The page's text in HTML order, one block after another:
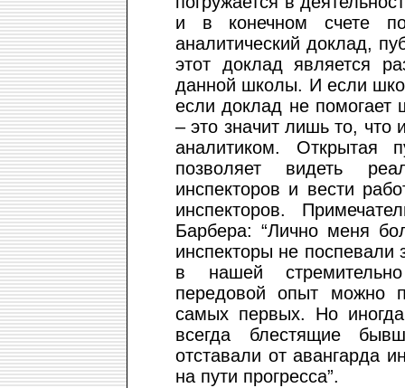
и в конечном счете
аналитический доклад,
этот доклад является
данной школы. И если
если доклад не помогает
– это значит лишь то, что
аналитиком. Открытая
позволяет видеть
инспекторов и вести
инспекторов.
Барбера: “Лично меня
инспекторы не
в нашей
передовой опыт можно
самых первых. Но
всегда блестящие
отставали от авангарда
на пути прогресса”.